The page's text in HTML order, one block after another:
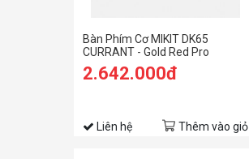
Bàn Phím Cơ MIKIT DK65
CURRANT - Gold Red Pro
2.642.000đ
Liên hệ Thêm vào giỏ